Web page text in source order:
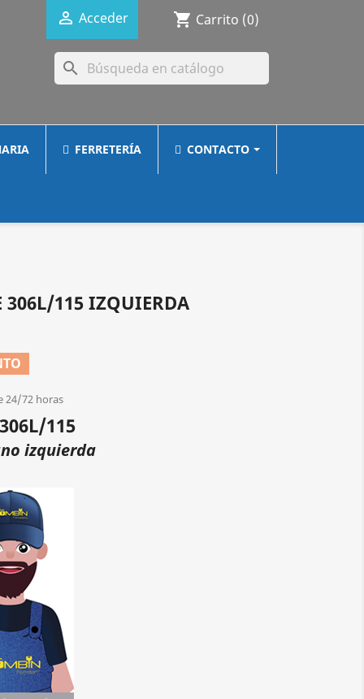
 Acceder shopping_cart Carrito (0)
search
FERRETERÍA CONTACTO
306L/115 IZQUIERDA
24/72 horas
115
izquierda